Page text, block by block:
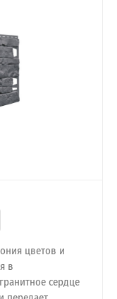
цветов и
в
сердце